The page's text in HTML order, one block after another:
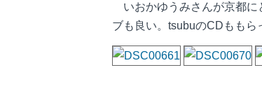
いおかゆうみさんが京都
ブも良い。tsubuのCDももら